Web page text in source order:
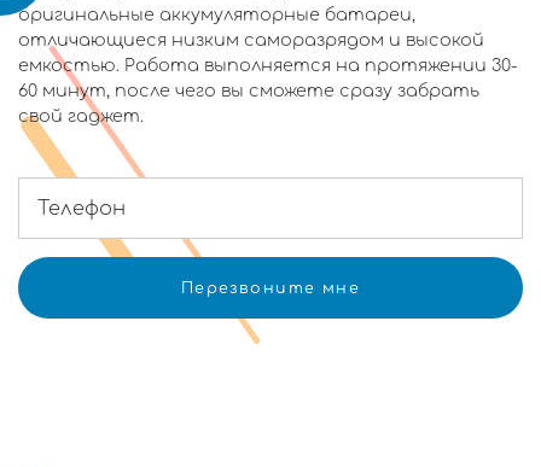
оригинальные аккумуляторные батареи,
отличающиеся низким саморазрядом и высокой
емкостью. Работа выполняется на протяжении 30-
60 минут, после чего вы сможете сразу забрать
свой гаджет.